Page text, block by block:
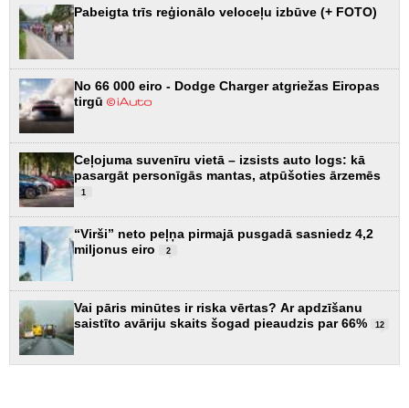
Pabeigta trīs reģionālo veloceļu izbūve (+ FOTO)
No 66 000 eiro - Dodge Charger atgriežas Eiropas
tirgū
Ceļojuma suvenīru vietā – izsists auto logs: kā
pasargāt personīgās mantas, atpūšoties ārzemēs
1
“Virši” neto peļņa pirmajā pusgadā sasniedz 4,2
miljonus eiro
2
Vai pāris minūtes ir riska vērtas? Ar apdzīšanu
saistīto avāriju skaits šogad pieaudzis par 66%
12